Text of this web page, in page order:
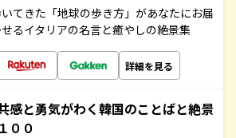
てきた「地球の歩き方」があなたにお届
るイタリアの名言と癒やしの絶景集
詳細を見る
感と勇気がわく韓国のことばと絶景
１００